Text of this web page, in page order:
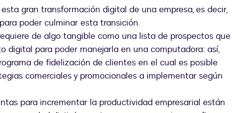
gran transformación digital de una empresa, es decir,
poder culminar esta transición.
de algo tangible como una lista de prospectos que
digital para poder manejarla en una computadora: así,
de fidelización de clientes en el cual es posible
comerciales y promocionales a implementar según
para incrementar la productividad empresarial están